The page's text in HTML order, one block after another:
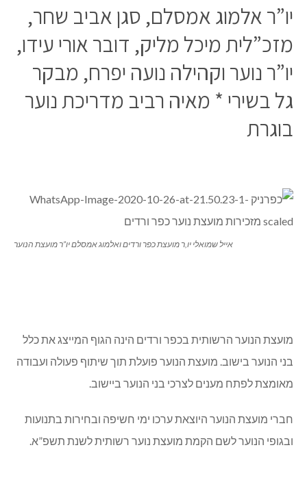
יו”ר אלמוג אמסלם, סגן אביב שחר,
מזכ”לית מיכל מליק, דובר אורי עידו,
יו”ר נוער וקהילה נועה יפרח, מבקר
גל בשירי * מאיה רביב מדריכת נוער
בוגרת
אייל שמואלי יו,ר מועצת כפר ורדים ואלמוג אמסלם יו”ר מועצת הנוער
מועצת הנוער הרשותית בכפר ורדים הינה הגוף המייצג את כלל
בני הנוער בישוב. מועצת הנוער פועלת תוך שיתוף פעולה ועבודה
מאומצת לפתח מענים לצרכי בני הנוער ביישוב.
חברי מועצת הנוער היוצאת ערכו ימי חשיפה ובחירות בתנועות
ובגופי הנוער לשם הקמת מועצת נוער רשותית לשנת תשפ”א.